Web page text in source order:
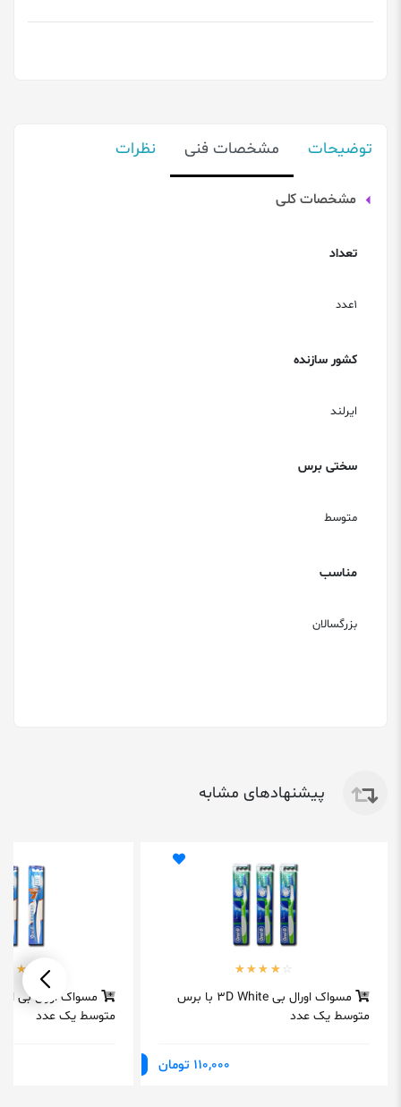
توضیحات مشخصات فنی نظرات
مشخصات کلی
تعداد
1عدد
کشور سازنده
ایرلند
سختی برس
متوسط
مناسب
بزرگسالان
پیشنهادهای مشابه
مسواک اورال بی 3D White با برس
متوسط یک عدد
110,000 تومان
مسواک اورال بی
متوسط یک عدد